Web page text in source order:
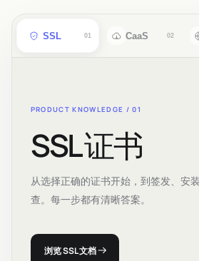
SSL 01 CaaS 02
PRODUCT KNOWLEDGE /01
SSL 证书
从选择正确的证书开始，到签发、安
查。每一步都有清晰答案。
浏览 SSL 文档